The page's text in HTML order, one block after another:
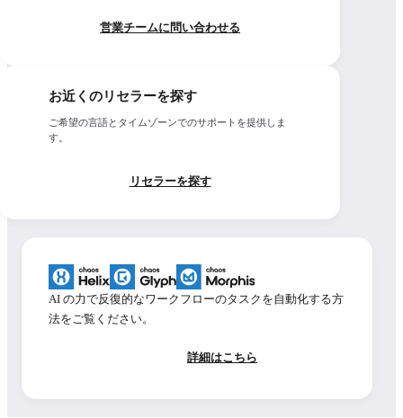
営業チームに問い合わせる
お近くのリセラーを探す
ご希望の言語とタイムゾーンでのサポートを提供しま
す。
リセラーを探す
AI の力で反復的なワークフローのタスクを自動化する方
法をご覧ください。
詳細はこちら